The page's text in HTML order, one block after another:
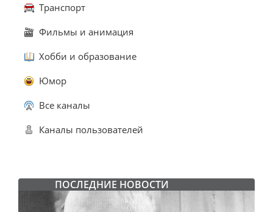
Транспорт
Фильмы и анимация
Хобби и образование
Юмор
Все каналы
Каналы пользователей
ПОСЛЕДНИЕ НОВОСТИ